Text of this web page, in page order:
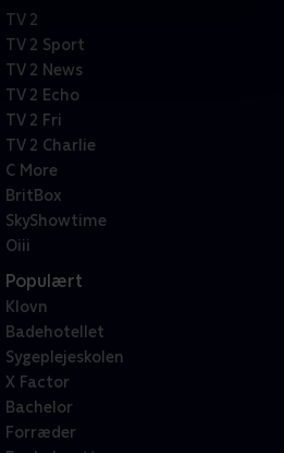
TV 2
TV 2 Sport
TV 2 News
TV 2 Echo
TV 2 Fri
TV 2 Charlie
C More
BritBox
SkyShowtime
Oiii
Populært
Klovn
Badehotellet
Sygeplejeskolen
X Factor
Bachelor
Forræder